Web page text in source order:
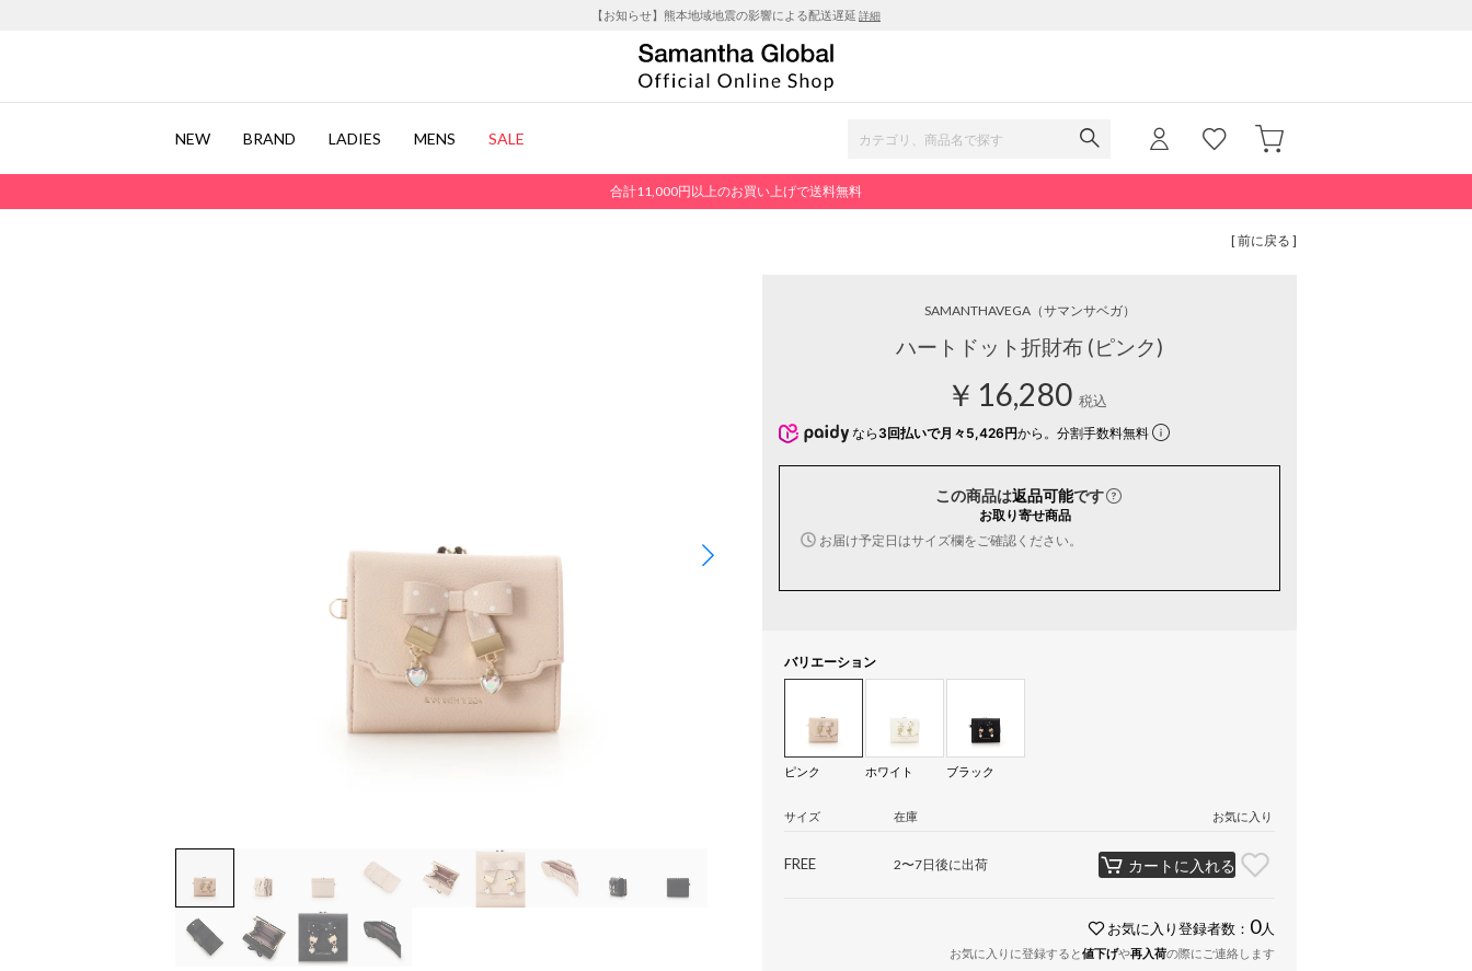
【お知らせ】熊本地域地震の影響による配送遅延 詳細
NEW BRAND LADIES MENS SALE
合計11,000円以上のお買い上げで送料無料
[ 前に戻る ]
SAMANTHAVEGA（サマンサベガ）
ハートドット折財布 (ピンク)
￥16,280 税込
なら 3回払いで月々5,426円から。分割手数料無料
この商品は返品可能です
お取り寄せ商品
お届け予定日はサイズ欄をご確認ください。
バリエーション
ピンク ホワイト ブラック
サイズ 在庫 お気に入り
FREE 2〜7日後に出荷 カートに入れる
お気に入り登録者数： 0人
お気に入りに登録すると値下げや再入荷の際にご連絡します